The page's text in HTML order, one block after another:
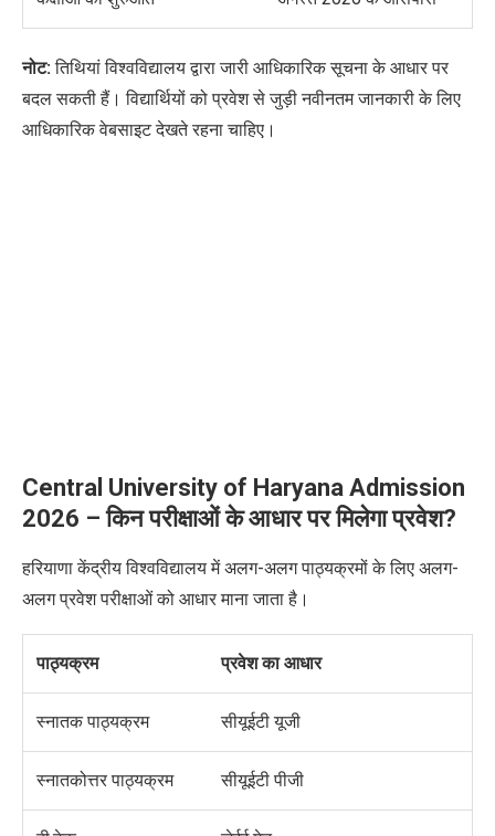
नोट:तिथियां विश्वविद्यालय द्वारा जारी आधिकारिक सूचना के आधार पर
बदल सकती हैं। विद्यार्थियों को प्रवेश से जुड़ी नवीनतम जानकारी के लिए
आधिकारिक वेबसाइट देखते रहना चाहिए।
Central University of Haryana Admission
2026 – किन परीक्षाओं के आधार पर मिलेगा प्रवेश?
हरियाणा केंद्रीय विश्वविद्यालय में अलग-अलग पाठ्यक्रमों के लिए अलग-
अलग प्रवेश परीक्षाओं को आधार माना जाता है।
पाठ्यक्रम प्रवेश का आधार
स्नातक पाठ्यक्रम सीयूईटी यूजी
स्नातकोत्तर पाठ्यक्रम सीयूईटी पीजी